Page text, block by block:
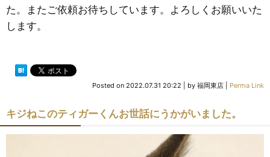
た。またご依頼お待ちしています。よろしくお願いいた
します。
Posted on 2022.07.31 20:22 by 福岡東店 Perma Link
キジねこのティガーくんお世話にうかがいました。